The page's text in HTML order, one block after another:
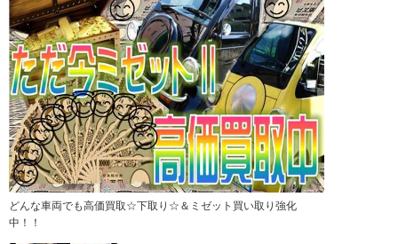
どんな車両でも高価買取☆下取り☆＆ミゼット買い取り強化
中！！